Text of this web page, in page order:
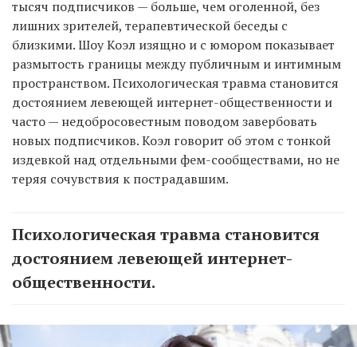
тысяч подписчиков — больше, чем оголенной, без
лишних зрителей, терапевтической беседы с
близкими. Шоу Коэл изящно и с юмором показывает
размытость границы между публичным и интимным
пространством. Психологическая травма становится
достоянием левеющей интернет-общественности и
часто — недобросовестным поводом завербовать
новых подписчиков. Коэл говорит об этом с тонкой
издевкой над отдельными фем-сообществами, но не
теряя сочувствия к пострадавшим.
Психологическая травма становится
достоянием левеющей интернет-
общественности.